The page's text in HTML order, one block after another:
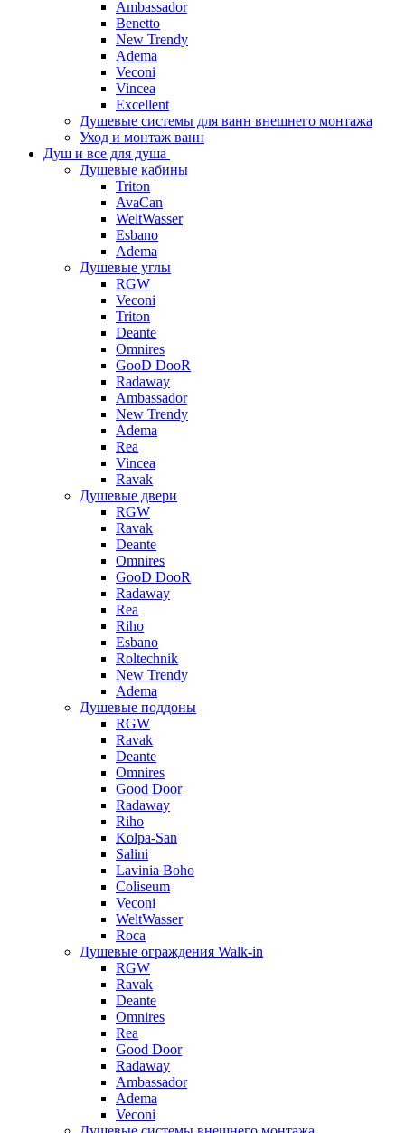
Ambassador
Benetto
New Trendy
Adema
Veconi
Vincea
Excellent
Душевые системы для ванн внешнего монтажа
Уход и монтаж ванн
Душ и все для душа
Душевые кабины
Triton
AvaCan
WeltWasser
Esbano
Adema
Душевые углы
RGW
Veconi
Triton
Deante
Omnires
GooD DooR
Radaway
Ambassador
New Trendy
Adema
Rea
Vincea
Ravak
Душевые двери
RGW
Ravak
Deante
Omnires
GooD DooR
Radaway
Rea
Riho
Esbano
Roltechnik
New Trendy
Adema
Душевые поддоны
RGW
Ravak
Deante
Omnires
Good Door
Radaway
Riho
Kolpa-San
Salini
Lavinia Boho
Coliseum
Veconi
WeltWasser
Roca
Душевые ограждения Walk-in
RGW
Ravak
Deante
Omnires
Rea
Good Door
Radaway
Ambassador
Adema
Veconi